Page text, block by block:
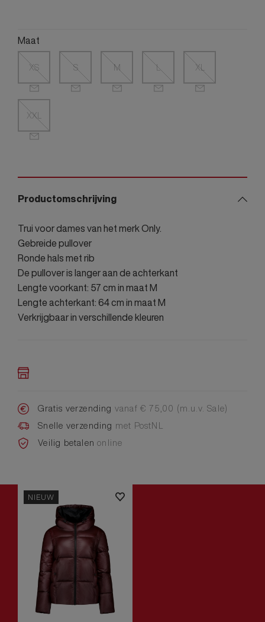
Maat
XS S M L XL
XXL
Productomschrijving
Trui voor dames van het merk Only.
Gebreide pullover
Ronde hals met rib
De pullover is langer aan de achterkant
Lengte voorkant: 57 cm in maat M
Lengte achterkant: 64 cm in maat M
Verkrijgbaar in verschillende kleuren
Gratis verzending vanaf € 75,00 (m.u.v. Sale)
Snelle verzending met PostNL
Veilig betalenonline
NIEUW